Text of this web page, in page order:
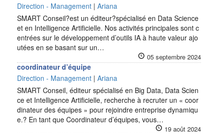
Direction - Management | Ariana
SMART Conseil?est un éditeur?spécialisé en Data Science
et en Intelligence Artificielle. Nos activités principales sont c
entrées sur le développement d’outils IA à haute valeur ajo
utées en se basant sur un…
05 septembre 2024
coordinateur d’équipe
Direction - Management | Ariana
SMART Conseil, éditeur spécialisé en Big Data, Data Scien
ce et Intelligence Artificielle, recherche à recruter un « coor
dinateur des équipes » pour rejoindre entreprise dynamiqu
e.? En tant que Coordinateur d’équipes, vous…
19 août 2024